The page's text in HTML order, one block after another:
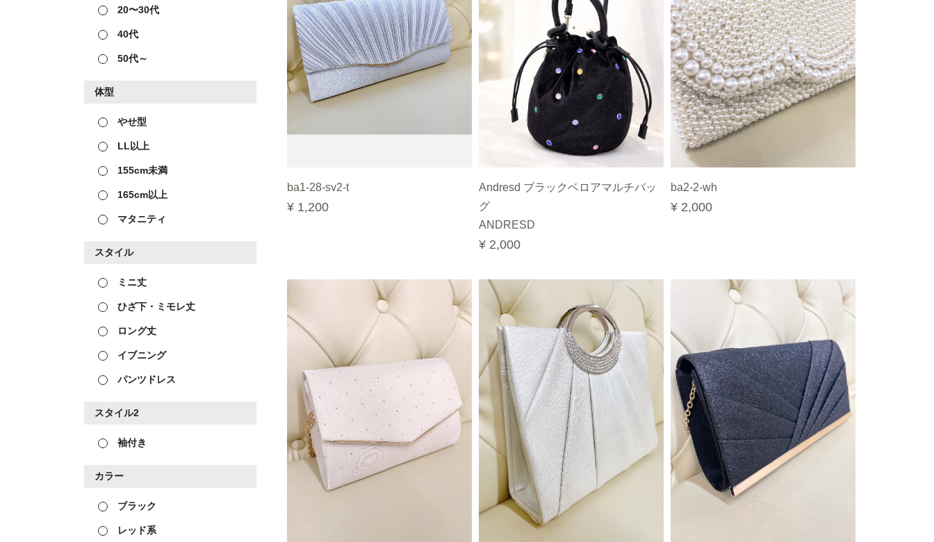
20〜30代
40代
50代～
体型
やせ型
LL以上
155cm未満
165cm以上
マタニティ
スタイル
ミニ丈
ひざ下・ミモレ丈
ロング丈
イブニング
パンツドレス
スタイル2
袖付き
カラー
ブラック
レッド系
ba1-28-sv2-t
¥ 1,200
Andresd ブラックベロアマルチバッ
グ
ANDRESD
¥ 2,000
ba2-2-wh
¥ 2,000